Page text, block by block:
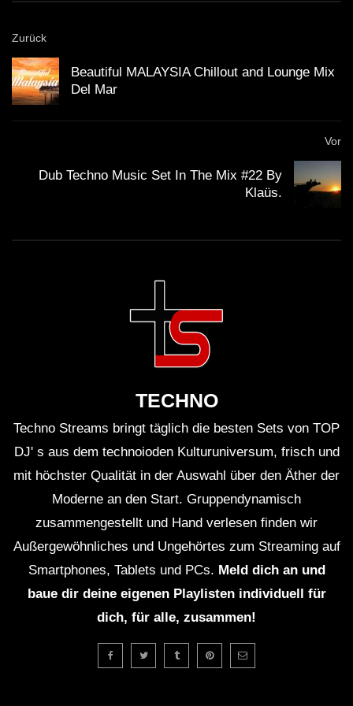
Dub Techno live jamming, rehearsal
ION – Dub Techno TV Podcast Series
DUB TECHNO || Selection 013 ||
Echoes from above
Dub Techno Music Set In The Mix #22
By Klaüs.
DUB TECHNO || Selection 099 || Train
of Thought
M-Eject – Dub Techno TV Podcast
Series #9 [2021]
Dub Techno Sessions Episode 064
Zurück
Beautiful MALAYSIA Chillout and Lounge Mix
Del Mar
Vor
Dub Techno Music Set In The Mix #22 By
Klaüs.
TECHNO
Techno Streams bringt täglich die besten Sets von TOP
DJ' s aus dem technoioden Kulturuniversum, frisch und
mit höchster Qualität in der Auswahl über den Äther der
Moderne an den Start. Gruppendynamisch
zusammengestellt und Hand verlesen finden wir
Außergewöhnliches und Ungehörtes zum Streaming auf
Smartphones, Tablets und PCs. Meld dich an und
baue dir deine eigenen Playlisten individuell für
dich, für alle, zusammen!